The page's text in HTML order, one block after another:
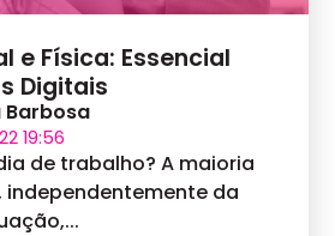
e Física: Essencial
Digitais
Barbosa
19:56
de trabalho? A maioria
independentemente da